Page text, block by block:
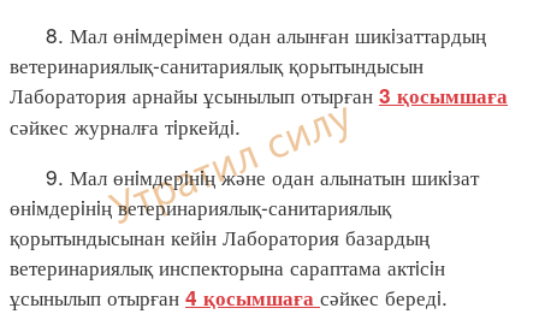
8. Мал өнiмдерiмен одан алынған шикiзаттардың
ветеринариялық-санитариялық қорытындысын
Лаборатория арнайы ұсынылып отырған 3 қосымшаға
сәйкес журналға тiркейдi.
9. Мал өнiмдерiнiң және одан алынатын шикiзат
өнiмдерiнiң ветеринариялық-санитариялық
қорытындысынан кейiн Лаборатория базардың
ветеринариялық инспекторына сараптама актiсiн
ұсынылып отырған 4 қосымшаға сәйкес бередi.